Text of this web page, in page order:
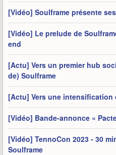
[Vidéo] Soulframe présente
[Vidéo] Le prelude de
end
[Actu] Vers un premier hub
de) Soulframe
[Actu] Vers une intensification
[Vidéo] Bande-annonce «
[Vidéo] TennoCon 2023 - 30
Soulframe